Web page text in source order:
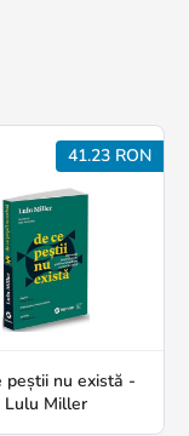
41.23 RON
peștii nu există -
Lulu Miller